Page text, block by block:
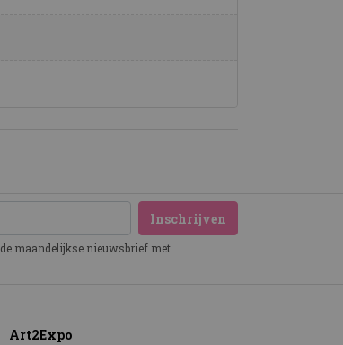
Inschrijven
maandelijkse nieuwsbrief met
Art2Expo